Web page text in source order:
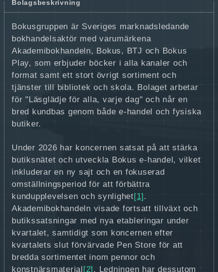
Bolagsbeskrivning
Bokusgruppen är Sveriges marknadsledande
bokhandelsaktör med varumärkena
Akademibokhandeln, Bokus, BTJ och Bokus
Play, som erbjuder böcker i alla kanaler och
format samt ett stort övrigt sortiment och
tjänster till bibliotek och skola. Bolaget arbetar
för "Läsglädje för alla, varje dag" och når en
bred kundbas genom både e-handel och fysiska
butiker.
Under 2026 har koncernen satsat på att stärka
butiksnätet och utveckla Bokus e-handel, vilket
inkluderar en ny sajt och en fokuserad
omställningsperiod för att förbättra
kundupplevelsen och synlighet[1] .
Akademibokhandeln visade fortsatt tillväxt och
butikssatsningar med nya etableringar under
kvartalet, samtidigt som koncernen efter
kvartalets slut förvärvade Pen Store för att
bredda sortimentet inom pennor och
konstnärsmaterial [2] . Ledningen har dessutom